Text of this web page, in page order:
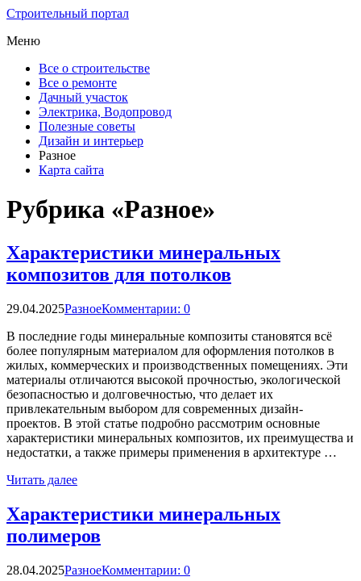
Строительный портал
Меню
Все о строительстве
Все о ремонте
Дачный участок
Электрика, Водопровод
Полезные советы
Дизайн и интерьер
Разное
Карта сайта
Рубрика «Разное»
Характеристики минеральных
композитов для потолков
29.04.2025РазноеКомментарии: 0
В последние годы минеральные композиты становятся всё
более популярным материалом для оформления потолков в
жилых, коммерческих и производственных помещениях. Эти
материалы отличаются высокой прочностью, экологической
безопасностью и долговечностью, что делает их
привлекательным выбором для современных дизайн-
проектов. В этой статье подробно рассмотрим основные
характеристики минеральных композитов, их преимущества и
недостатки, а также примеры применения в архитектуре …
Читать далее
Характеристики минеральных
полимеров
28.04.2025РазноеКомментарии: 0